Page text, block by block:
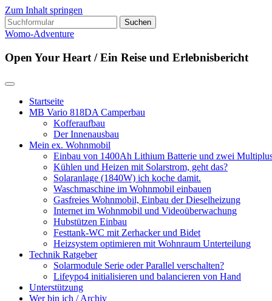
Zum Inhalt springen
Suchen
nach:
Womo-Adventure
Open Your Heart / Ein Reise und Erlebnisbericht
Startseite
MB Vario 818DA Camperbau
Kofferaufbau
Der Innenausbau
Mein ex. Wohnmobil
Einbau von 1400Ah Lithium Batterie und zwei
Kühlen und Heizen mit Solarstrom, geht das?
Solaranlage (1840W) ich koche damit.
Waschmaschine im Wohnmobil einbauen
Gasfreies Wohnmobil, Einbau der Dieselheizung
Internet im Wohnmobil und Videoüberwachung
Hubstützen Einbau
Festtank-WC mit Zerhacker und Bidet
Heizsystem optimieren mit Wohnraum Unterteilung
Technik Ratgeber
Solarmodule Serie oder Parallel verschalten?
Lifeypo4 initialisieren und balancieren von Hand
Unterstützung
Wer bin ich / Archiv